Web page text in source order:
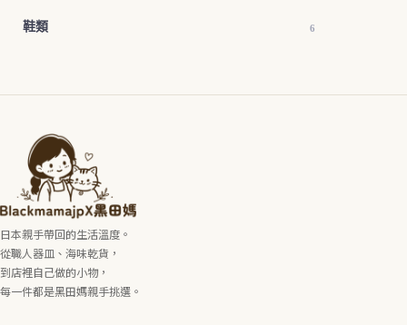
鞋類 6
日本親手帶回的生活溫度。
從職人器皿、海味乾貨，
到店裡自己做的小物，
每一件都是黑田媽親手挑選。